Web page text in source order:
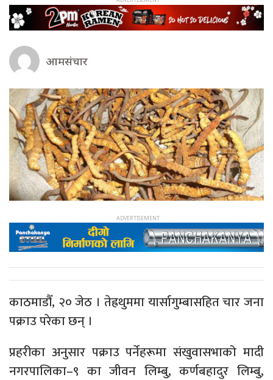
आमसंचार
काठमाडौँ, २० जेठ । तेह्रथुममा यार्सागुम्बासहित चार जना
पक्राउ परेका छन् ।
प्रहरीका अनुसार पक्राउ पर्नेहरूमा संखुवासभाको मादी
नगरपालिका–९ का जीवन लिम्बु, कर्णबहादुर लिम्बु,